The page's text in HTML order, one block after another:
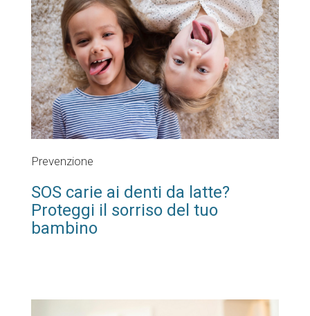
Prevenzione
SOS carie ai denti da latte?
Proteggi il sorriso del tuo
bambino